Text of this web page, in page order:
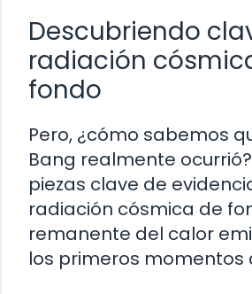
Descubriendo
radiación
fondo
Pero, ¿cómo sabemos
Bang realmente
piezas clave de
radiación cósmica de
remanente del calor
los primeros momentos